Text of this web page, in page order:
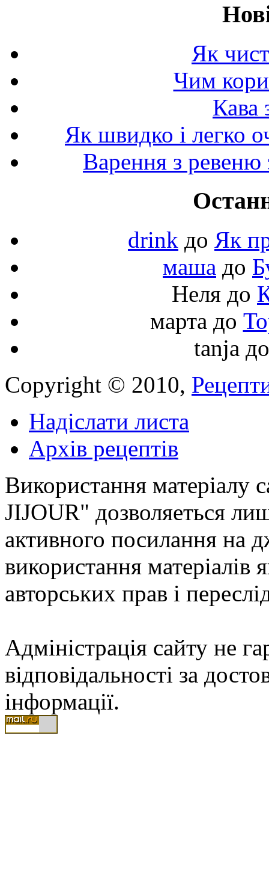
Як
Чим
Кава
Як швидко і легко
Варення з ревеню
drink до Як
маша до
Неля до
марта до
tanja
Copyright © 2010,
Надіслати листа
Архів рецептів
Використання матеріалу
JIJOUR" дозволяеться
активного посилання на
використання
авторських прав і
Адміністрація сайту не
відповідальності за
інформації.